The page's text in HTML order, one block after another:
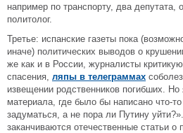
например по транспорту, два депутата,
политолог.
Третье: испанские газеты пока
иначе) политических выводов о
же как и в России, журналисты
спасения, ляпы в телеграммах
извещении родственников погибших.
материала, где было бы написано что-
задуматься, а не пора ли Путину
заканчиваются отечественные статьи о